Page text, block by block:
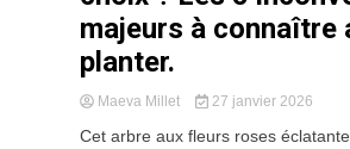
majeurs à connaître
planter.
Maeva Millet 27 janvier 2026
Cet arbre aux fleurs roses